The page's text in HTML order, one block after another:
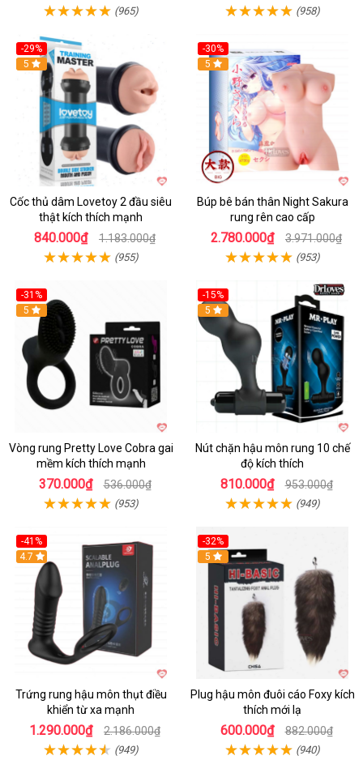
(965) (958)
-29%
Hot
5
Cốc thủ dâm Lovetoy 2 đầu siêu
thật kích thích mạnh
840.000₫ 1.183.000₫
(955)
-30%
Hot
5
Búp bê bán thân Night Sakura
rung rên cao cấp
2.780.000₫ 3.971.000₫
(953)
-31%
5
Vòng rung Pretty Love Cobra gai
mềm kích thích mạnh
370.000₫ 536.000₫
(953)
-15%
Hot
5
Nút chặn hậu môn rung 10 chế
độ kích thích
810.000₫ 953.000₫
(949)
-41%
Hot
4.7
Trứng rung hậu môn thụt điều
khiển từ xa mạnh
1.290.000₫ 2.186.000₫
(949)
-32%
Hot
5
Plug hậu môn đuôi cáo Foxy kích
thích mới lạ
600.000₫ 882.000₫
(940)